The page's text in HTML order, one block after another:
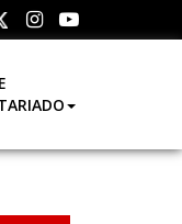
Instagram
Youtube